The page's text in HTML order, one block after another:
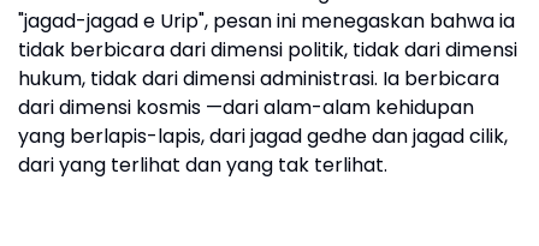
"jagad-jagad e Urip", pesan ini menegaskan bahwa ia
tidak berbicara dari dimensi politik, tidak dari dimensi
hukum, tidak dari dimensi administrasi. Ia berbicara
dari dimensi kosmis —dari alam-alam kehidupan
yang berlapis-lapis, dari jagad gedhe dan jagad cilik,
dari yang terlihat dan yang tak terlihat.